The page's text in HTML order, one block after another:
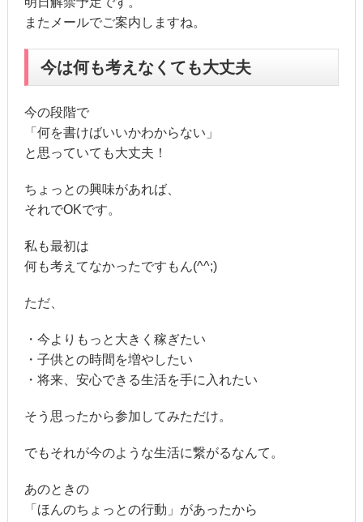
またメールでご案内しますね。
今は何も考えなくても大丈夫
今の段階で
「何を書けばいいかわからない」
と思っていても大丈夫！
ちょっとの興味があれば、
それでOKです。
私も最初は
何も考えてなかったですもん(^^;)
ただ、
・今よりもっと大きく稼ぎたい
・子供との時間を増やしたい
・将来、安心できる生活を手に入れたい
そう思ったから参加してみただけ。
でもそれが今のような生活に繋がるなんて。
あのときの
「ほんのちょっとの行動」があったから